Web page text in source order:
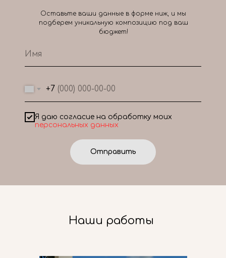
+7
Я даю согласие на обработку моих
персональных данных
Отправить
Оставьте ваши данные в форме ниж, и мы
подберем уникальную композицию под ваш
бюджет!
Наши работы